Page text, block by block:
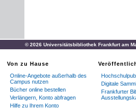
© 2026 Universitätsbibliothek Frankfurt am
Von zu Hause
Online-Angebote außerhalb des
Campus nutzen
Bücher online bestellen
Verlängern, Konto abfragen
Hilfe zu Ihrem Konto
Digitale
Frankfurter